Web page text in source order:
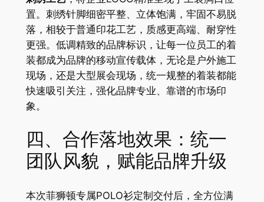
置。刺绣针脚细密平整、立体饱满，牢固不易脱
落，相较于普通印花工艺，质感更高端、耐穿性
更强。低调精致的品牌标识，让每一位员工的着
装都成为品牌的移动宣传载体，无论是户外施工
现场，还是大型展会现场，统一规整的着装都能
快速吸引关注，强化品牌专业、靠谱的市场印
象。
四、合作落地效果：统一
团队风貌，赋能品牌升级
本次菲狮顿专属POLO衫定制交付后，全方位满